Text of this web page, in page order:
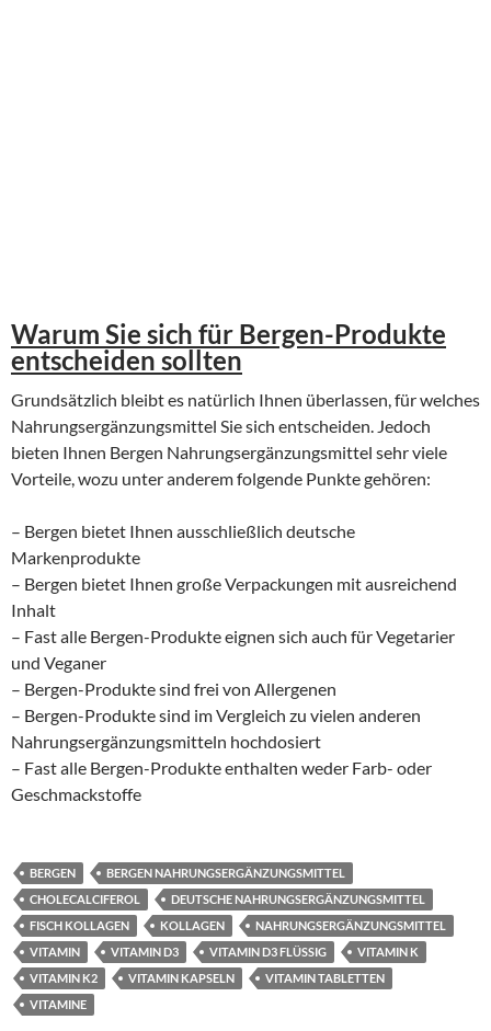
Warum Sie sich für Bergen-Produkte
entscheiden sollten
Grundsätzlich bleibt es natürlich Ihnen überlassen, für welches
Nahrungsergänzungsmittel Sie sich entscheiden. Jedoch
bieten Ihnen Bergen Nahrungsergänzungsmittel sehr viele
Vorteile, wozu unter anderem folgende Punkte gehören:
– Bergen bietet Ihnen ausschließlich deutsche
Markenprodukte
– Bergen bietet Ihnen große Verpackungen mit ausreichend
Inhalt
– Fast alle Bergen-Produkte eignen sich auch für Vegetarier
und Veganer
– Bergen-Produkte sind frei von Allergenen
– Bergen-Produkte sind im Vergleich zu vielen anderen
Nahrungsergänzungsmitteln hochdosiert
– Fast alle Bergen-Produkte enthalten weder Farb- oder
Geschmackstoffe
BERGEN
BERGEN NAHRUNGSERGÄNZUNGSMITTEL
CHOLECALCIFEROL
DEUTSCHE NAHRUNGSERGÄNZUNGSMITTEL
FISCH KOLLAGEN
KOLLAGEN
NAHRUNGSERGÄNZUNGSMITTEL
VITAMIN
VITAMIN D3 VITAMIN D3 FLÜSSIG
VITAMIN K
VITAMIN K2
VITAMIN KAPSELN
VITAMIN TABLETTEN
VITAMINE